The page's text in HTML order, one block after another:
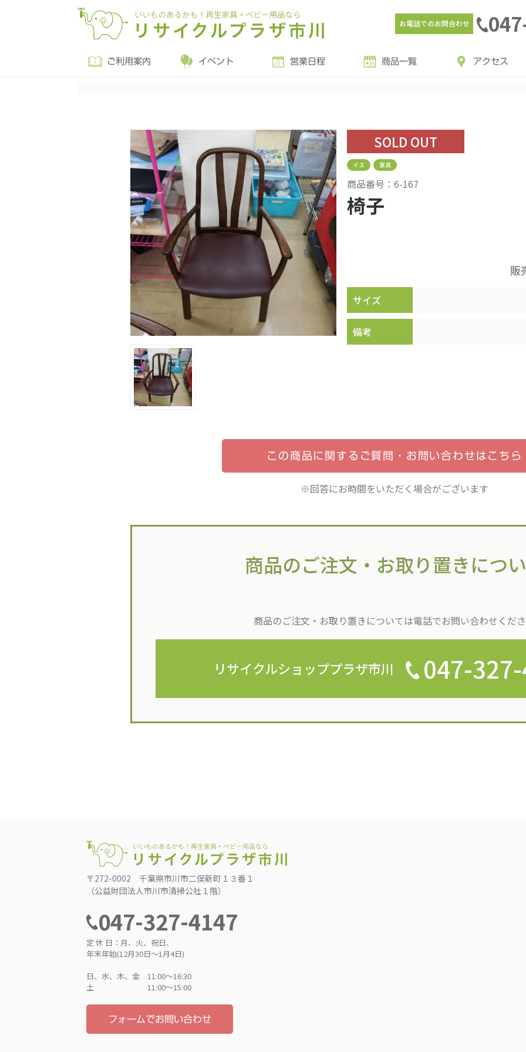
お電話でのお問合わせ
ご利用案内 イベント 営業日程 商品一覧 アクセス
SOLD OUT
イス 家具
商品番号：6-167
椅子
販
サイズ
備考
この商品に関するご質問・ お問い合わせはこちら
※回答にお時間をいただく場合がございます
商品のご注文・ お取り置きにつ
商品のご注文・お取り置きについては電話でお問い合わせくだ
リサイクルショッププラザ市川 047-
〒272-0002 千葉県市川市二俣新町１３番１
（公益財団法人市川市清掃公社１階）
047-327-4147
定 休 日：月、火、祝日、
年末年始(12月30日～1月4日)
日、水、木、金 11:00〜16:30
土 11:00〜15:00
フォームでお問い合わせ